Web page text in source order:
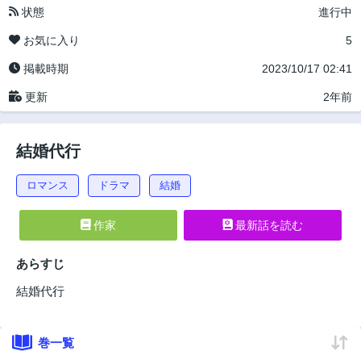
状態 進行中
お気に入り 5
掲載時期 2023/10/17 02:41
更新 2年前
結婚代行
ロマンス ドラマ 結婚
作家 最新話を読む
あらすじ
結婚代行
巻一覧